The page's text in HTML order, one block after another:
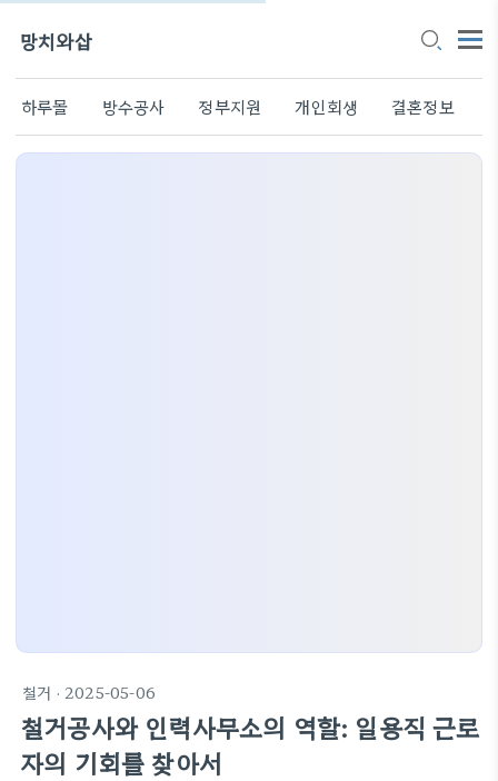
망치와삽
하루몰 방수공사 정부지원 개인회생 결혼정보
철거 · 2025-05-06
철거공사와 인력사무소의 역할: 일용직 근로
자의 기회를 찾아서